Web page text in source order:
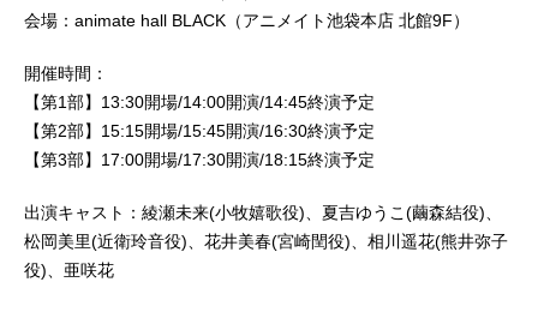
会場：animate hall BLACK（アニメイト池袋本店 北館9F）
開催時間：
【第1部】13:30開場/14:00開演/14:45終演予定
【第2部】15:15開場/15:45開演/16:30終演予定
【第3部】17:00開場/17:30開演/18:15終演予定
出演キャスト：綾瀬未来(小牧嬉歌役)、夏吉ゆうこ(繭森結役)、
松岡美里(近衛玲音役)、花井美春(宮崎閏役)、相川遥花(熊井弥子
役)、亜咲花